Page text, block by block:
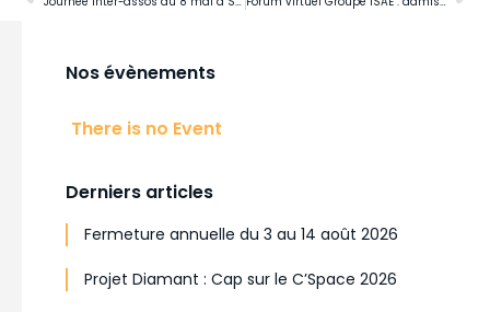
Nos évènements
There is no Event
Derniers articles
Fermeture annuelle du 3 au 14 août 2026
Projet Diamant : Cap sur le C’Space 2026